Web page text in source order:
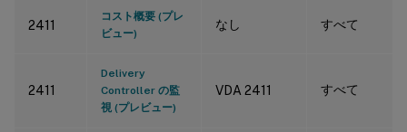
2411
コスト概要 (プレ
ビュー)
なし すべて
2411
Delivery
Controller の監
視 (プレビュー)
VDA 2411 すべて